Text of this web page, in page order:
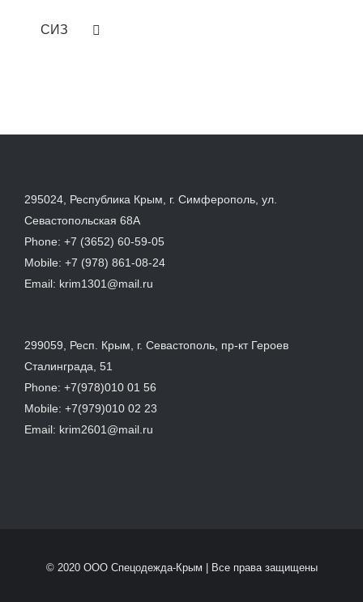
СИЗ
295024, Республика Крым, г. Симферополь, ул.
Севастопольская 68А
Phone: +7 (3652) 60-59-05
Mobile: +7 (978) 861-08-24
Email: krim1301@mail.ru
299059, Респ. Крым, г. Севастополь, пр-кт Героев
Сталинграда, 51
Phone: +7(978)010 01 56
Mobile: +7(979)010 02 23
Email: krim2601@mail.ru
© 2020 ООО Спецодежда-Крым | Все права защищены